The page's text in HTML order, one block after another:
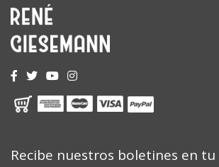
Recibe nuestros boletines en